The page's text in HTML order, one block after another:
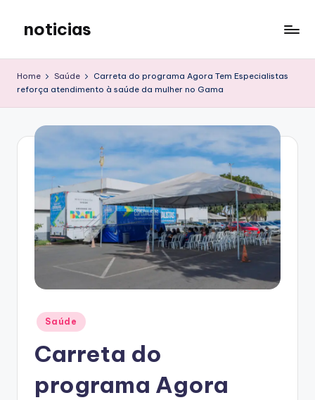
content
noticias
Home Saúde
Carreta do programa Agora Tem Especialistas
reforça atendimento à saúde da mulher no Gama
Posted
in
Saúde
Carreta do
programa Agora